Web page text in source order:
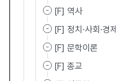
[F] 역사
[F] 정치·사회·경제
[F] 문학이론
[F] 종교